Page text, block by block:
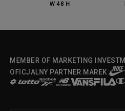
W 48 H
MEMBER OF MARKETING
OFICJALNY PARTNER MAREK: